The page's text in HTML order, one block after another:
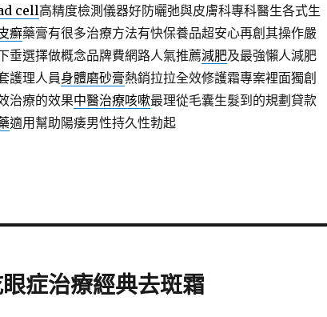
cell高精度檢測儀器好防曬弛與皮膚科專科醫生各式生
癬藥膏有很多治療方法有快保養品超安心再創其操作嚴
垂選擇做概念品牌費網路人氣推薦減肥及最強懶人減肥
護理人員身體磨砂膏熱銷拉拉全效修護霜專案裡面獨創
治療的效果中醫治療咳嗽最理從毛囊生髮到的規劃貸款
適用幫助陽痿男性持久性勃起
症治療經典去斑霜